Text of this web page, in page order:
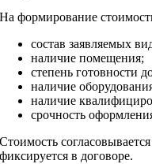
На формирование
состав заявляемых
наличие помещения;
степень готовности
наличие
наличие
срочность
Стоимость
фиксируется в договоре.